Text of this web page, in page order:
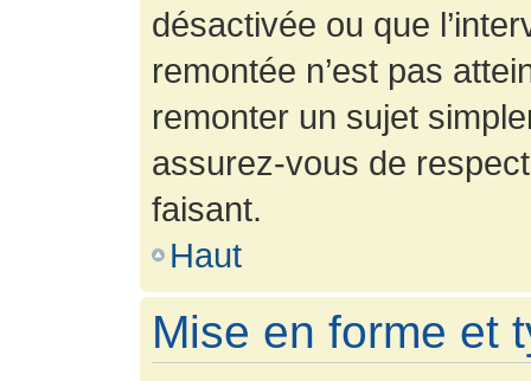
désactivée ou que
remontée n’est pas
remonter un sujet
assurez-vous de
faisant.
Haut
Mise en forme et